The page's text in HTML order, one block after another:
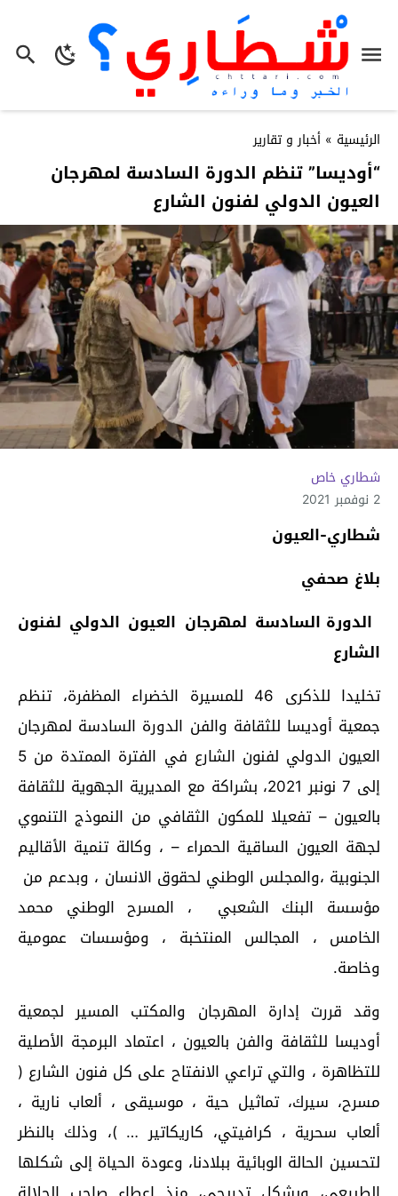
الرئيسية » أخبار و تقارير
“أوديسا” تنظم الدورة السادسة لمهرجان
العيون الدولي لفنون الشارع
شطاري خاص
2 نوفمبر 2021
شطاري-العيون
بلاغ صحفي
الدورة السادسة لمهرجان العيون الدولي لفنون
الشارع
تخليدا للذكرى 46 للمسيرة الخضراء المظفرة، تنظم
جمعية أوديسا للثقافة والفن الدورة السادسة لمهرجان
العيون الدولي لفنون الشارع في الفترة الممتدة من 5
إلى 7 نونبر 2021، بشراكة مع المديرية الجهوية للثقافة
بالعيون – تفعيلا للمكون الثقافي من النموذج التنموي
لجهة العيون الساقية الحمراء – ، وكالة تنمية الأقاليم
الجنوبية ،والمجلس الوطني لحقوق الانسان ، وبدعم من
مؤسسة البنك الشعبي ، المسرح الوطني محمد
الخامس ، المجالس المنتخبة ، ومؤسسات عمومية
وخاصة.
وقد قررت إدارة المهرجان والمكتب المسير لجمعية
أوديسا للثقافة والفن بالعيون ، اعتماد البرمجة الأصلية
للتظاهرة ، والتي تراعي الانفتاح على كل فنون الشارع (
مسرح، سيرك، تماثيل حية ، موسيقى ، ألعاب نارية ،
ألعاب سحرية ، كرافيتي، كاريكاتير … )، وذلك بالنظر
لتحسين الحالة الوبائية ببلادنا، وعودة الحياة إلى شكلها